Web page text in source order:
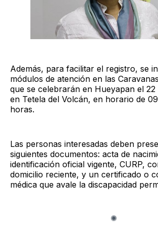
Además, para facilitar el registro, se
módulos de atención en las
que se celebrarán en Hueyapan el
en Tetela del Volcán, en horario de
horas.
Las personas interesadas deben
siguientes documentos: acta de
identificación oficial vigente, CURP,
domicilio reciente, y un certificado o
médica que avale la discapacidad